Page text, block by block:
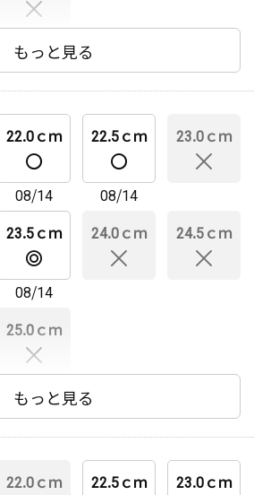
もっと見る
22.0ｃｍ
08/14
22.5ｃｍ
08/14
23.0ｃｍ
23.5ｃｍ
08/14
24.0ｃｍ 24.5ｃｍ
25.0ｃｍ
もっと見る
22.0ｃｍ 22.5ｃｍ 23.0ｃｍ